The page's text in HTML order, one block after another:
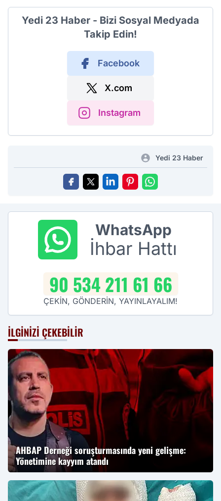
Yedi 23 Haber - Bizi Sosyal Medyada
Takip Edin!
Facebook
X.com
Instagram
Yedi 23 Haber
WhatsApp
İhbar Hattı
90 534 211 61 66
ÇEKİN, GÖNDERİN, YAYINLAYALIM!
İLGINIZI ÇEKEBILIR
AHBAP Derneği soruşturmasında yeni gelişme:
Yönetimine kayyım atandı